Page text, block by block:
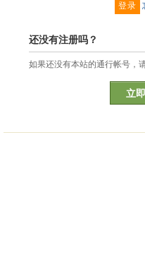
还没有注册吗？
如果还没有本站的通行帐号，
立